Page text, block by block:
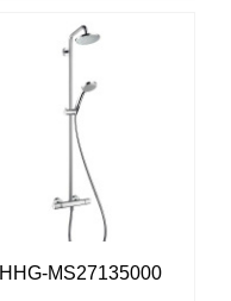
HHG-MS27135000